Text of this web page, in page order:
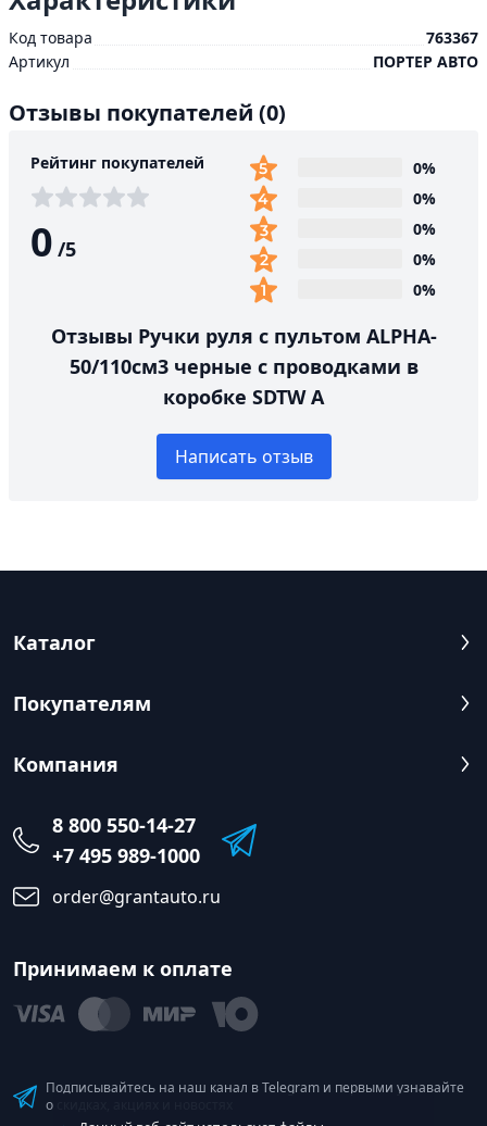
Код товара
763367
Артикул
ПОРТЕР АВТО
Отзывы покупателей (0)
Рейтинг покупателей
0 /5
0%
0%
0%
0%
0%
Отзывы Ручки руля с пультом ALPHA-
50/110см3 черные с проводками в
коробке SDTW A
Написать отзыв
Каталог
Покупателям
Компания
8 800 550-14-27
+7 495 989-1000
order@grantauto.ru
Принимаем к оплате
Подписывайтесь на наш канал в Telegram и первыми узнавайте
о скидках, акциях и новостях